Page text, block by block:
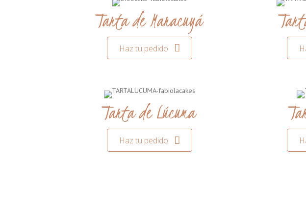
Tarta de Maracuyá
Haz tu pedido
Tarta de Lúcuma
Haz tu pedido